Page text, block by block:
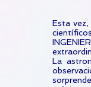
Esta vez,
La